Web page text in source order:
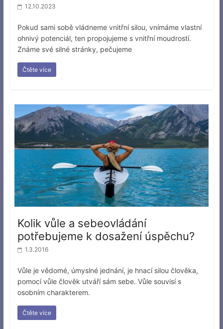
12.10.2023
Pokud sami sobě vládneme vnitřní silou, vnímáme vlastní
ohnivý potenciál, ten propojujeme s vnitřní moudrostí.
Známe své silné stránky, pečujeme
Čtěte více
Kolik vůle a sebeovládání
potřebujeme k dosažení úspěchu?
1.3.2016
Vůle je vědomé, úmyslné jednání, je hnací silou člověka,
pomocí vůle člověk utváří sám sebe. Vůle souvisí s
osobním charakterem.
Čtěte více